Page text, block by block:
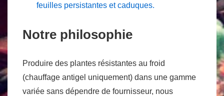
feuilles persistantes et caduques.
Notre philosophie
Produire des plantes résistantes au froid
(chauffage antigel uniquement) dans une gamme
variée sans dépendre de fournisseur, nous